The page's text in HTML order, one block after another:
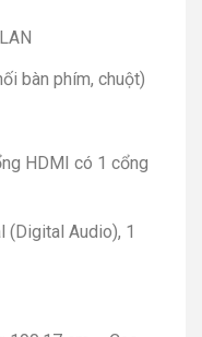
bàn phím, chuột)
HDMI có 1 cổng
(Digital Audio), 1